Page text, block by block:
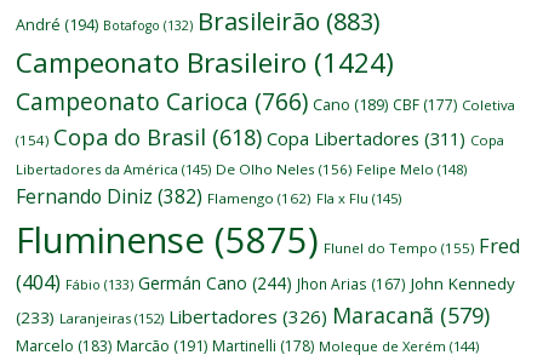
André (194) Botafogo (132) Brasileirão (883)
Campeonato Brasileiro (1424)
Campeonato Carioca (766) Cano (189) CBF (177) Coletiva
(154) Copa do Brasil (618) Copa Libertadores (311) Copa
Libertadores da América (145) De Olho Neles (156) Felipe Melo (148)
Fernando Diniz (382) Flamengo (162) Fla x Flu (145)
Fluminense (5875) Flunel do Tempo (155) Fred
(404) Fábio (133) Germán Cano (244) Jhon Arias (167) John Kennedy
(233) Laranjeiras (152) Libertadores (326) Maracanã (579)
Marcelo (183) Marcão (191) Martinelli (178) Moleque de Xerém (144)